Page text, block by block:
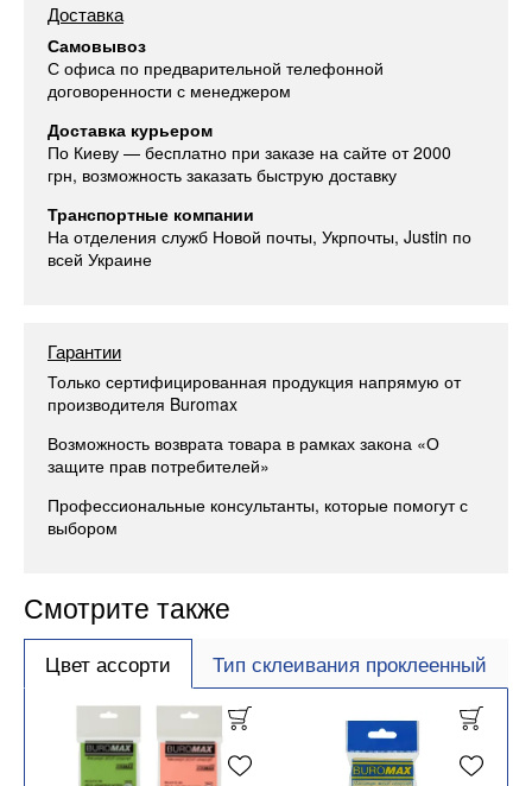
Доставка
Самовывоз
С офиса по предварительной телефонной
договоренности с менеджером
Доставка курьером
По Киеву — бесплатно при заказе на сайте от 2000
грн, возможность заказать быструю доставку
Транспортные компании
На отделения служб Новой почты, Укрпочты, Justin по
всей Украине
Гарантии
Только сертифицированная продукция напрямую от
производителя Buromax
Возможность возврата товара в рамках закона «О
защите прав потребителей»
Профессиональные консультанты, которые помогут с
выбором
Смотрите также
Цвет ассорти Тип склеивания проклеенный